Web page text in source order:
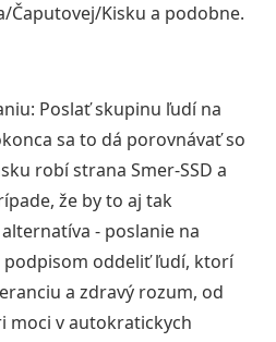
Čaputovej/Kisku a podobne.
Poslať skupinu ľudí na
sa to dá porovnávať so
robí strana Smer-SSD a
že by to aj tak
- poslanie na
podpisom oddeliť ľudí, ktorí
a zdravý rozum, od
moci v autokratickych